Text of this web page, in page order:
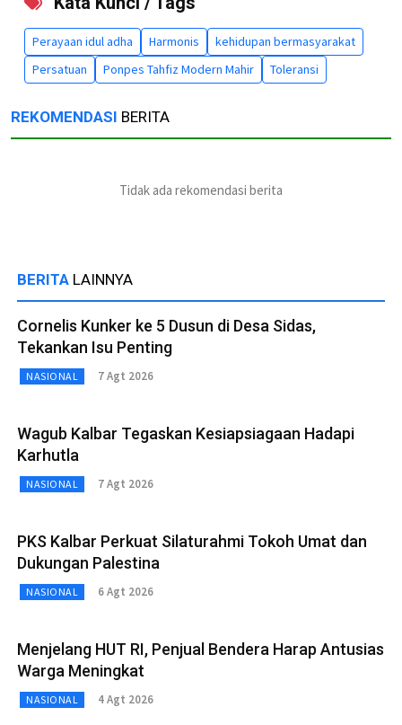
Perayaan idul adha Harmonis
kehidupan bermasyarakat
Persatuan
Ponpes Tahfiz Modern Mahir Toleransi
REKOMENDASI BERITA
Tidak ada rekomendasi berita
BERITA LAINNYA
Cornelis Kunker ke 5 Dusun di Desa Sidas,
Tekankan Isu Penting
NASIONAL 7 Agt 2026
Wagub Kalbar Tegaskan Kesiapsiagaan Hadapi
Karhutla
NASIONAL 7 Agt 2026
PKS Kalbar Perkuat Silaturahmi Tokoh Umat dan
Dukungan Palestina
NASIONAL 6 Agt 2026
Menjelang HUT RI, Penjual Bendera Harap Antusias
Warga Meningkat
NASIONAL 4 Agt 2026